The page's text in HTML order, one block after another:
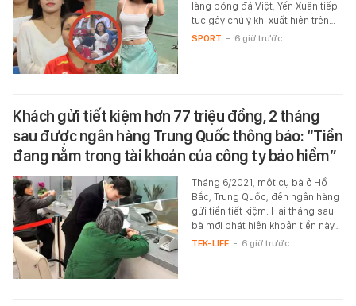
làng bóng đá Việt, Yến Xuân tiếp
tục gây chú ý khi xuất hiện trên…
SPORT - 6 giờ trước
Khách gửi tiết kiệm hơn 77 triệu đồng, 2 tháng
sau được ngân hàng Trung Quốc thông báo: “Tiền
đang nằm trong tài khoản của công ty bảo hiểm”
Tháng 6/2021, một cụ bà ở Hồ
Bắc, Trung Quốc, đến ngân hàng
gửi tiền tiết kiệm. Hai tháng sau
bà mới phát hiện khoản tiền này…
TEK-LIFE - 6 giờ trước